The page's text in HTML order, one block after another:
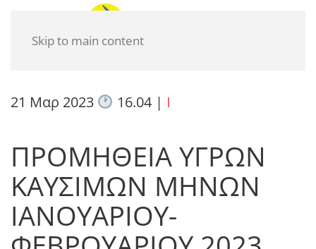
Skip to main content
21 Μαρ 2023 16.04| I
ΠΡΟΜΗΘΕΙΑ ΥΓΡΩΝ
ΚΑΥΣΙΜΩΝ ΜΗΝΩΝ
ΙΑΝΟΥΑΡΙΟΥ-